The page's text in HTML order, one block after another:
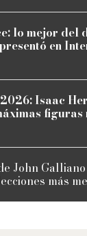
lo mejor del
en
Isaac
figuras
John
más